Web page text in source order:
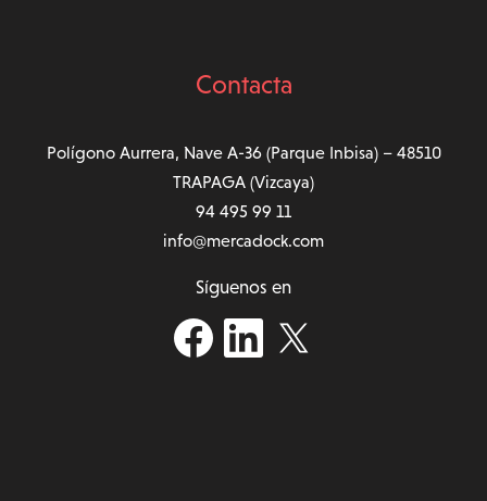
Contacta
Polígono Aurrera, Nave A-36 (Parque Inbisa) – 48510
TRAPAGA (Vizcaya)
94 495 99 11
info@mercadock.com
Síguenos en